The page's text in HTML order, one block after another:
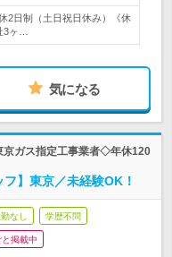
2日制（土日祝日休み）《休
ヶ…
気になる
京ガス指定工事業者◇年休120
】東京／未経験OK！
なし 学歴不問
掲載中